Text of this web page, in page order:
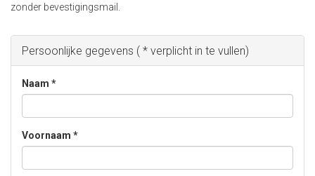
zonder bevestigingsmail.
Persoonlijke gegevens ( * verplicht in te vullen)
Naam *
Voornaam *